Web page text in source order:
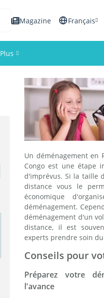
Magazine Français
Italiano
Plus
Un déménagement en
Congo est une étape
d'imprévus. Si la taille
distance vous le
économique
déménagement.
déménagement d'un
distance, il est
experts prendre soin
Conseils pour
Préparez votre
l'avance